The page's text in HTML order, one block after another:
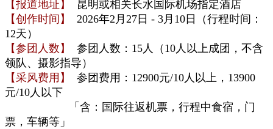
【报道地址】
昆明或相关长水国际机场指定酒店
【创作时间】
2026年2月27日 - 3月10日（行程时间：
12天）
【参团人数】 参团人数 ： 15人（10人以上成团， 不含
领队、摄影指导）
【采风费用】
参团费用：12900元/10人 以上， 13900
元/10人 以下
「含：国际往返机票，行程中食宿，门
票，车辆等 」